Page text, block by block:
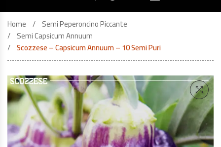
Home
Semi Peperoncino Piccante
Semi Capsicum Annuum
Scozzese – Capsicum Annuum – 10 Semi Puri